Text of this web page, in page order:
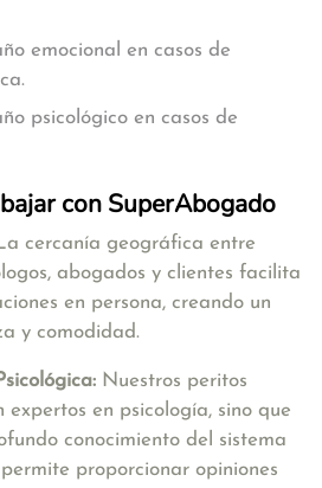
emocional en casos de
psicológico en casos de
con SuperAbogado
cercanía geográfica entre
abogados y clientes facilita
en persona, creando un
y comodidad.
Nuestros peritos
expertos en psicología, sino que
conocimiento del sistema
proporcionar opiniones